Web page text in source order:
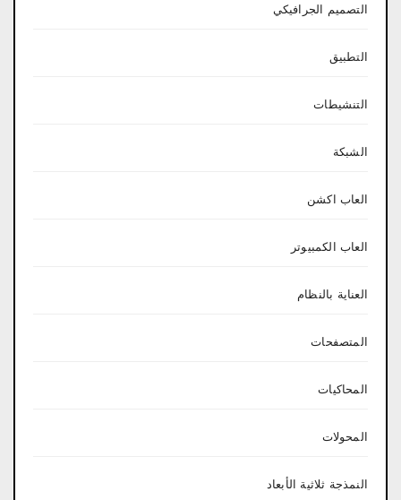
التصميم الجرافيكي
التطبيق
التنشيطات
الشبكة
العاب اكشن
العاب الكمبيوتر
العناية بالنظام
المتصفحات
المحاكيات
المحولات
النمذجة ثلاثية الأبعاد